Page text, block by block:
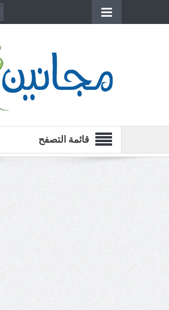
قائمة التصفح